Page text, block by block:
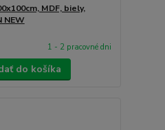
MDF, biely,
NEW
1 - 2 pracovné dni
do košíka